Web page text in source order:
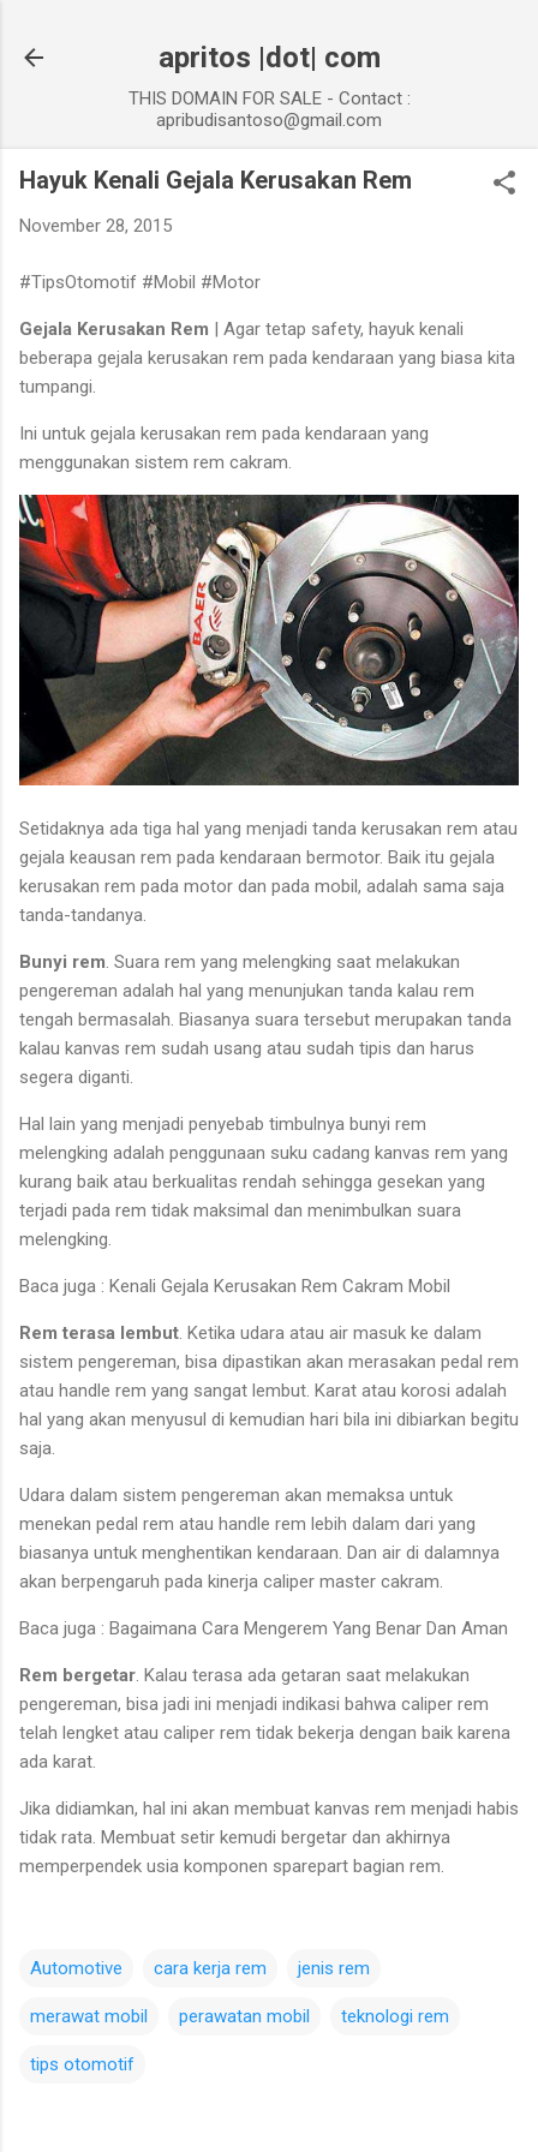
apritos |dot| com
THIS DOMAIN FOR SALE - Contact :
apribudisantoso@gmail.com
Hayuk Kenali Gejala Kerusakan Rem
November 28, 2015
#TipsOtomotif #Mobil #Motor
Gejala Kerusakan Rem | Agar tetap safety, hayuk kenali
beberapa gejala kerusakan rem pada kendaraan yang biasa kita
tumpangi.
Ini untuk gejala kerusakan rem pada kendaraan yang
menggunakan sistem rem cakram.
Setidaknya ada tiga hal yang menjadi tanda kerusakan rem atau
gejala keausan rem pada kendaraan bermotor. Baik itu gejala
kerusakan rem pada motor dan pada mobil, adalah sama saja
tanda-tandanya.
Bunyi rem. Suara rem yang melengking saat melakukan
pengereman adalah hal yang menunjukan tanda kalau rem
tengah bermasalah. Biasanya suara tersebut merupakan tanda
kalau kanvas rem sudah usang atau sudah tipis dan harus
segera diganti.
Hal lain yang menjadi penyebab timbulnya bunyi rem
melengking adalah penggunaan suku cadang kanvas rem yang
kurang baik atau berkualitas rendah sehingga gesekan yang
terjadi pada rem tidak maksimal dan menimbulkan suara
melengking.
Baca juga : Kenali Gejala Kerusakan Rem Cakram Mobil
Rem terasa lembut. Ketika udara atau air masuk ke dalam
sistem pengereman, bisa dipastikan akan merasakan pedal rem
atau handle rem yang sangat lembut. Karat atau korosi adalah
hal yang akan menyusul di kemudian hari bila ini dibiarkan begitu
saja.
Udara dalam sistem pengereman akan memaksa untuk
menekan pedal rem atau handle rem lebih dalam dari yang
biasanya untuk menghentikan kendaraan. Dan air di dalamnya
akan berpengaruh pada kinerja caliper master cakram.
Baca juga : Bagaimana Cara Mengerem Yang Benar Dan Aman
Rem bergetar. Kalau terasa ada getaran saat melakukan
pengereman, bisa jadi ini menjadi indikasi bahwa caliper rem
telah lengket atau caliper rem tidak bekerja dengan baik karena
ada karat.
Jika didiamkan, hal ini akan membuat kanvas rem menjadi habis
tidak rata. Membuat setir kemudi bergetar dan akhirnya
memperpendek usia komponen sparepart bagian rem.
Automotive cara kerja rem jenis rem
merawat mobil perawatan mobil teknologi rem
tips otomotif